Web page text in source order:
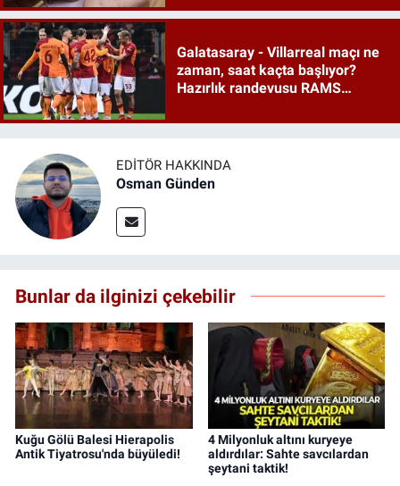
Galatasaray - Villarreal maçı ne
zaman, saat kaçta başlıyor?
Hazırlık randevusu RAMS
EDITÖR HAKKINDA
Osman Günden
Bunlar da ilginizi çekebilir
Kuğu Gölü Balesi Hierapolis
Antik Tiyatrosu'nda büyüledi!
4 Milyonluk altını kuryeye
aldırdılar: Sahte savcılardan
şeytani taktik!